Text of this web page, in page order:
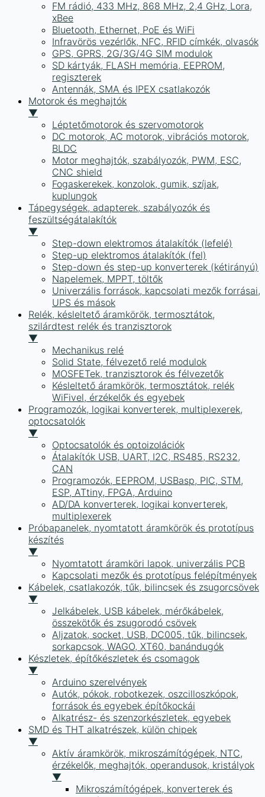
FM rádió, 433 MHz, 868 MHz, 2,4 GHz, Lora,
xBee
Bluetooth, Ethernet, PoE és WiFi
Infravörös vezérlők, NFC, RFID címkék, olvasók
GPS, GPRS, 2G/3G/4G SIM modulok
SD kártyák, FLASH memória, EEPROM,
regiszterek
Antennák, SMA és IPEX csatlakozók
Motorok és meghajtók
▼
Léptetőmotorok és szervomotorok
DC motorok, AC motorok, vibrációs motorok,
BLDC
Motor meghajtók, szabályozók, PWM, ESC,
CNC shield
Fogaskerekek, konzolok, gumik, szíjak,
kuplungok
Tápegységek, adapterek, szabályozók és
feszültségátalakítók
▼
Step-down elektromos átalakítók (lefelé)
Step-up elektromos átalakítók (fel)
Step-down és step-up konverterek (kétirányú)
Napelemek, MPPT, töltők
Univerzális források, kapcsolati mezők forrásai,
UPS és mások
Relék, késleltető áramkörök, termosztátok,
szilárdtest relék és tranzisztorok
▼
Mechanikus relé
Solid State, félvezető relé modulok
MOSFETek, tranzisztorok és félvezetők
Késleltető áramkörök, termosztátok, relék
WiFivel, érzékelők és egyebek
Programozók, logikai konverterek, multiplexerek,
optocsatolók
▼
Optocsatolók és optoizolációk
Átalakítók USB, UART, I2C, RS485, RS232,
CAN
Programozók, EEPROM, USBasp, PIC, STM,
ESP, ATtiny, FPGA, Arduino
AD/DA konverterek, logikai konverterek,
multiplexerek
Próbapanelek, nyomtatott áramkörök és prototípus
készítés
▼
Nyomtatott áramköri lapok, univerzális PCB
Kapcsolati mezők és prototípus felépítmények
Kábelek, csatlakozók, tűk, bilincsek és zsugorcsövek
▼
Jelkábelek, USB kábelek, mérőkábelek,
összekötők és zsugorodó csövek
Aljzatok, socket, USB, DC005, tűk, bilincsek,
sorkapcsok, WAGO, XT60, banándugók
Készletek, építőkészletek és csomagok
▼
Arduino szerelvények
Autók, pókok, robotkezek, oszcilloszkópok,
források és egyebek építőkockái
Alkatrész- és szenzorkészletek, egyebek
SMD és THT alkatrészek, külön chipek
▼
Aktív áramkörök, mikroszámítógépek, NTC,
érzékelők, meghajtók, operandusok, kristályok
▼
Mikroszámítógépek, konverterek és